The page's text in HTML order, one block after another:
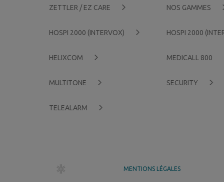
ZETTLER / EZ CARE
HOSPI 2000 (INTERVOX)
HELIXCOM
MULTITONE
TELEALARM
NOS GAMMES
HOSPI 2000
MEDICALL 800
SECURITY
MENTIONS LÉGALES